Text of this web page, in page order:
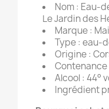
Nom : Eau-
Le Jardin des
Marque :
Type : eau-
Origine :
Contenance
Alcool : 44°
Ingrédient